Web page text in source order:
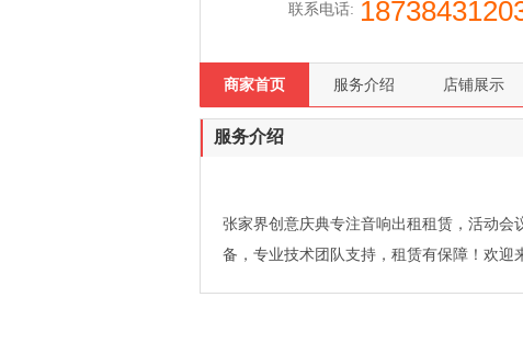
联系电话:
商家首页 服务介绍 店铺展示
服务介绍
张家界创意庆典专注音响出租租赁，活动
备，专业技术团队支持，租赁有保障！欢迎